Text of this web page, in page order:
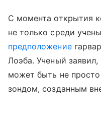
С момента открытия
не только среди
предположение
Лоэба. Ученый заявил,
может быть не
зондом, созданным